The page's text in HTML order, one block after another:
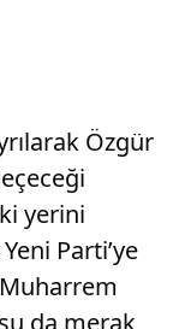
Özgür
yerini
Parti’ye